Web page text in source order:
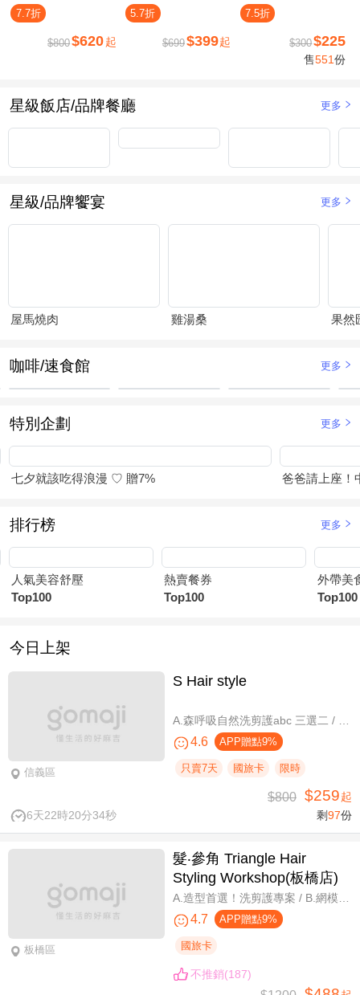
7.7折
$800$620 起
5.7折
$699$399起
餐)
7.5折
$300$225
售551份
星級飯店/品牌餐廳 更多
星級/品牌饗宴 更多
屋馬燒肉 雞湯桑 果然
咖啡/速食館 更多
特別企劃 更多
七夕就該吃得浪漫 ♡ 贈7% 爸爸請上座！
排行榜 更多
人氣美容舒壓
Top100
熱賣餐券
Top100
外帶美
Top100
今日上架
信義區
S Hair style
4.6 APP贈點9%
只賣7天 國旅卡 限時
6天22時20分34秒
$800 $259起
剩97份
板橋區
髮‧參角 Triangle Hair
Styling Workshop(板橋店)
A.造型首選！洗剪護專案 / B.網模超質感！日系Fiole染護專案(不分長短，過腰另計) / C.簡單又有型！日系資生堂剪燙護專案(不限髮長) / D.回頭率滿分！Napla娜普菈溫塑剪燙護專案
4.7 APP贈點9%
國旅卡
不推銷(187)